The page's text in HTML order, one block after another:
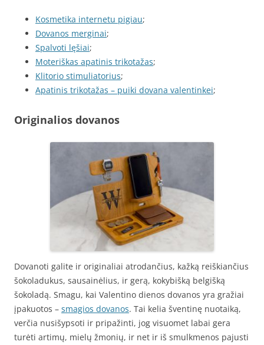
Kosmetika internetu pigiau;
Dovanos merginai;
Spalvoti lęšiai;
Moteriškas apatinis trikotažas;
Klitorio stimuliatorius;
Apatinis trikotažas – puiki dovana valentinkei;
Originalios dovanos
Dovanoti galite ir originaliai atrodančius, kažką reiškiančius
šokoladukus, sausainėlius, ir gerą, kokybišką belgišką
šokoladą. Smagu, kai Valentino dienos dovanos yra gražiai
įpakuotos – smagios dovanos. Tai kelia šventinę nuotaiką,
verčia nusišypsoti ir pripažinti, jog visuomet labai gera
turėti artimų, mielų žmonių, ir net ir iš smulkmenos pajusti